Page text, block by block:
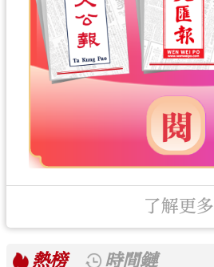
了解更多
熱榜
時間鏈